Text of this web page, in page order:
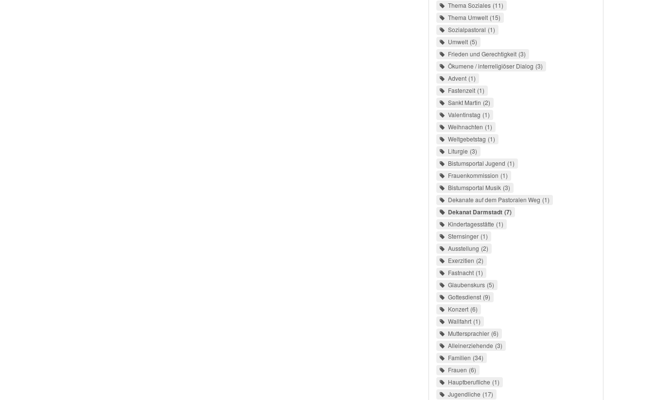
Thema Soziales 11
Thema Umwelt 15
Sozialpastoral 1
Umwelt 5
Frieden und Gerechtigkeit 3
Ökumene / interreligiöser Dialog 3
Advent 1
Fastenzeit 1
Sankt Martin 2
Valentinstag 1
Weihnachten 1
Weltgebetstag 1
Liturgie 3
Bistumsportal Jugend 1
Frauenkommission 1
Bistumsportal Musik 3
Dekanate auf dem Pastoralen Weg 1
Dekanat Darmstadt 7
Kindertagesstätte 1
Sternsinger 1
Ausstellung 2
Exerzitien 2
Fastnacht 1
Glaubenskurs 5
Gottesdienst 9
Konzert 6
Wallfahrt 1
Muttersprachler 6
Alleinerziehende 3
Familien 34
Frauen 6
Hauptberufliche 1
Jugendliche 17